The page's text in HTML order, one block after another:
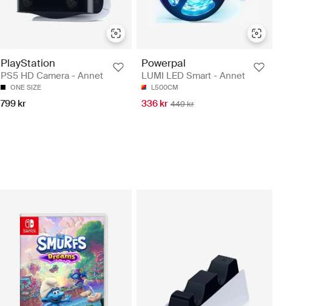
PlayStation
PS5 HD Camera - Annet
ONE SIZE
799 kr
Powerpal
LUMI LED Smart - Annet
L500CM
336 kr 449 kr